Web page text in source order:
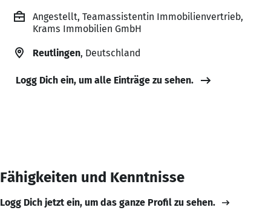
Angestellt, Teamassistentin Immobilienvertrieb,
Krams Immobilien GmbH
Reutlingen, Deutschland
Logg Dich ein, um alle Einträge zu sehen.
Fähigkeiten und Kenntnisse
Logg Dich jetzt ein, um das ganze Profil zu sehen.